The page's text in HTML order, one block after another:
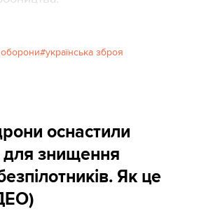
українська зброя
оснастили
знищення
Як це